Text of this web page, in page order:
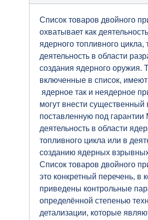
Список товаров двойного
охватывает как
ядерного топливного цикла,
деятельность в области
создания ядерного оружия.
включенные в список, имеют
ядерное так и неядерное
могут внести существенный
поставленную под
деятельность в области
топливного цикла или в
созданию ядерных
Список товаров двойного
это конкретный перечень, в
приведены контрольные
определённой степенью
детализации, которые